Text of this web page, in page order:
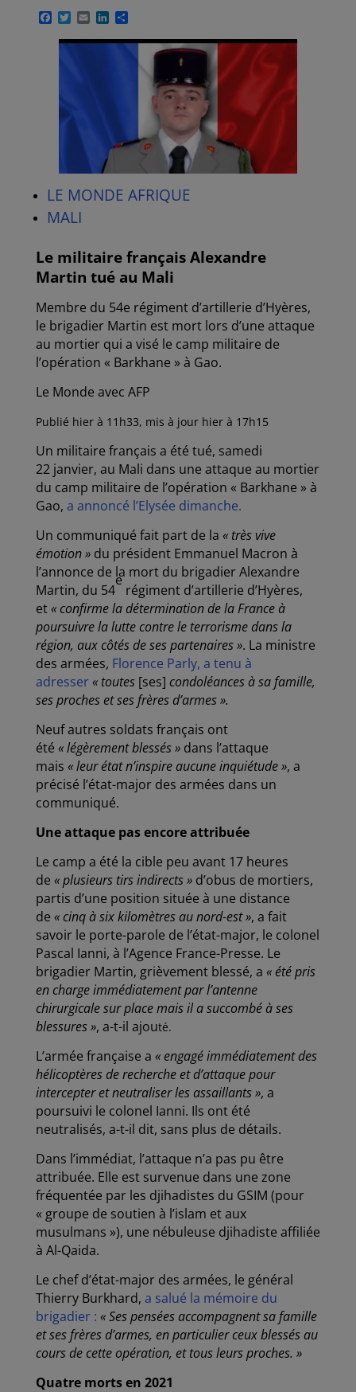
F T
i
t
E
a
L
n
P
r
LE MONDE AFRIQUE
MALI
Le militaire français Alexandre
Martin tué au Mali
Membre du 54e régiment d’artillerie d’Hyères,
le brigadier Martin est mort lors d’une attaque
au mortier qui a visé le camp militaire de
l’opération « Barkhane » à Gao.
Le Monde avec AFP
Publié hier à 11h33, mis à jour hier à 17h15
Un militaire français a été tué, samedi
22 janvier, au Mali dans une attaque au mortier
du camp militaire de l’opération « Barkhane » à
Gao, a annoncé l’Elysée dimanche.
Un communiqué fait part de la « très vive
émotion »du président Emmanuel Macron à
l’annonce de la mort du brigadier Alexandre
Martin, du 54
e
régiment d’artillerie d’Hyères,
et« confirme la détermination de la France à
poursuivre la lutte contre le terrorisme dans la
région, aux côtés de ses partenaires ». La ministre
des armées, Florence Parly, a tenu à
adresser« toutes[ses] condoléances à sa famille,
ses proches et ses frères d’armes ».
Neuf autres soldats français ont
été « légèrement blessés »dans l’attaque
mais « leur état n’inspire aucune inquiétude », a
précisé l’état-major des armées dans un
communiqué.
Une attaque pas encore attribuée
Le camp a été la cible peu avant 17 heures
de « plusieurs tirs indirects »d’obus de mortiers,
partis d’une position située à une distance
de « cinq à six kilomètres au nord-est », a fait
savoir le porte-parole de l’état-major, le colonel
Pascal Ianni, à l’Agence France-Presse. Le
brigadier Martin, grièvement blessé, a « été pris
en charge immédiatement par l’antenne
chirurgicale sur place mais il a succombé à ses
blessures », a-t-il ajouté.
L’armée française a « engagé immédiatement des
hélicoptères de recherche et d’attaque pour
intercepter et neutraliser les assaillants », a
poursuivi le colonel Ianni. Ils ont été
neutralisés, a-t-il dit, sans plus de détails.
Dans l’immédiat, l’attaque n’a pas pu être
attribuée. Elle est survenue dans une zone
fréquentée par les djihadistes du GSIM (pour
« groupe de soutien à l’islam et aux
musulmans »), une nébuleuse djihadiste affiliée
à Al-Qaida.
Le chef d’état-major des armées, le général
Thierry Burkhard, a salué la mémoire du
brigadier : « Ses pensées accompagnent sa famille
et ses frères d’armes, en particulier ceux blessés au
cours de cette opération, et tous leurs proches. »
Quatre morts en 2021